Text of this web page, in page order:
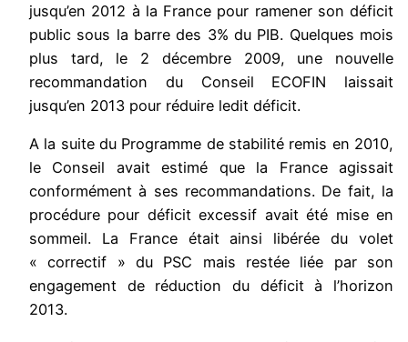
jusqu’en 2012 à la France pour ramener son déficit
public sous la barre des 3% du PIB. Quelques mois
plus tard, le 2 décembre 2009, une nouvelle
recommandation du Conseil ECOFIN laissait
jusqu’en 2013 pour réduire ledit déficit.
A la suite du Programme de stabilité remis en 2010,
le Conseil avait estimé que la France agissait
conformément à ses recommandations. De fait, la
procédure pour déficit excessif avait été mise en
sommeil. La France était ainsi libérée du volet
« correctif » du PSC mais restée liée par son
engagement de réduction du déficit à l’horizon
2013.